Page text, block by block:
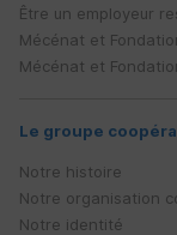
Être un employeur
Mécénat et
Mécénat et
Le groupe
Notre histoire
Notre organisation
Notre identité